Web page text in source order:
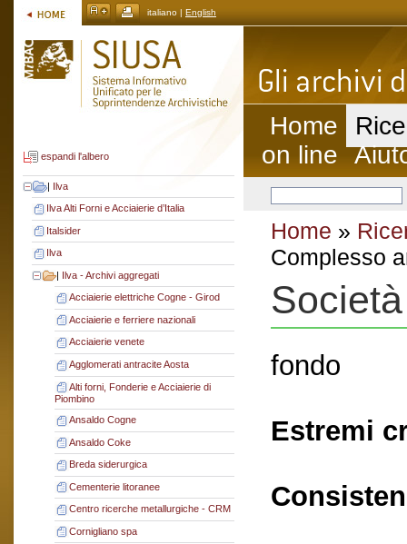
italiano | English
espandi l'albero
| Ilva
Ilva Alti Forni e Acciaierie d’Italia
Italsider
Ilva
| Ilva - Archivi aggregati
Acciaierie elettriche Cogne - Girod
Acciaierie e ferriere nazionali
Acciaierie venete
Agglomerati antracite Aosta
Alti forni, Fonderie e Acciaierie di
Piombino
Ansaldo Cogne
Ansaldo Coke
Breda siderurgica
Cementerie litoranee
Centro ricerche metallurgiche - CRM
Cornigliano spa
Home
on line
Home »
Complesso
fondo
Estremi